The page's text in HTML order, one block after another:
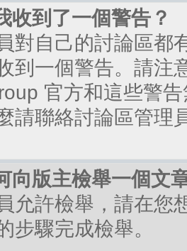
收到了一個警告？
對自己的討論區都
到一個警告。請注
官方和這些警
請聯絡討論區管理
向版主檢舉一個文
允許檢舉，請在您
步驟完成檢舉。